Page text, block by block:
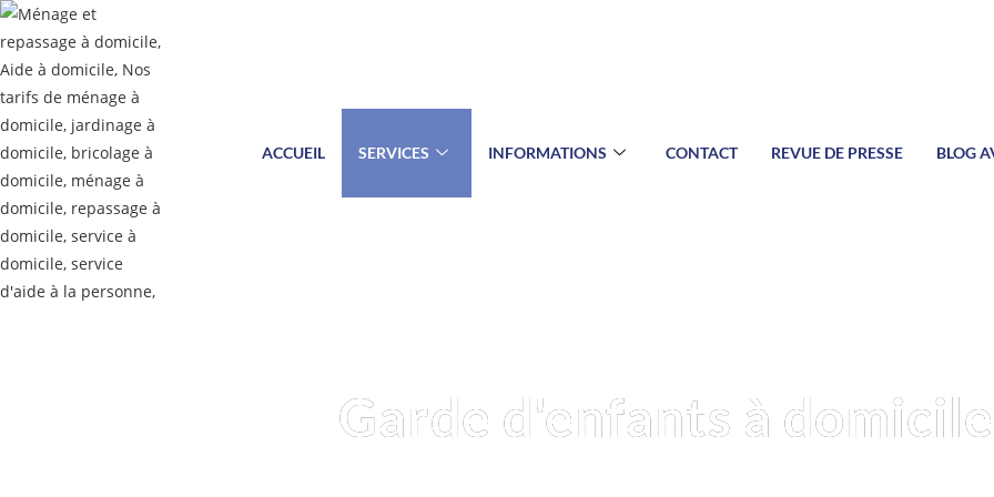
ACCUEIL SERVICES INFORMATIONS CONTACT REVUE DE PRESSE BLOG
Garde d'enfants à domicile